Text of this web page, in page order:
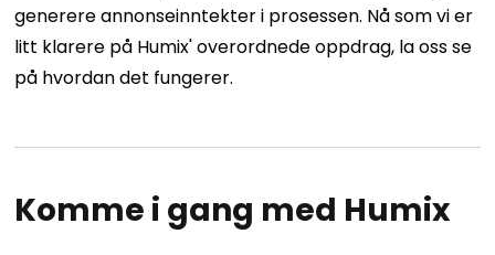
generere annonseinntekter i prosessen. Nå som vi er
litt klarere på Humix' overordnede oppdrag, la oss se
på hvordan det fungerer.
Komme i gang med Humix